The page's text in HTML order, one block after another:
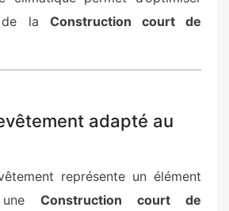
de la Construction court de
adapté au
représente un élément
Construction court de